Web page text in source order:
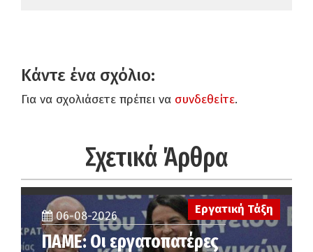
Κάντε ένα σχόλιο:
Για να σχολιάσετε πρέπει να συνδεθείτε.
Σχετικά Άρθρα
Εργατική Τάξη
06-08-2026
ΠΑΜΕ: Οι εργατοπατέρες